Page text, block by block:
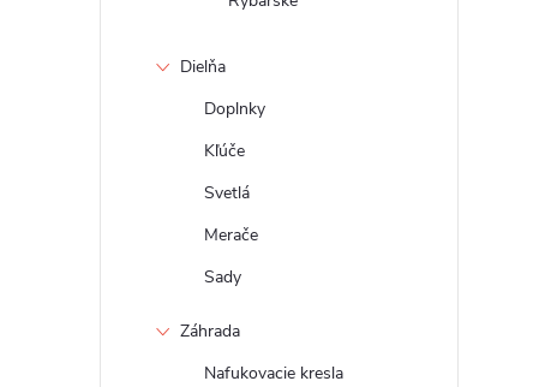
Dielňa
Doplnky
Kľúče
Svetlá
Merače
Sady
Záhrada
Nafukovacie kresla